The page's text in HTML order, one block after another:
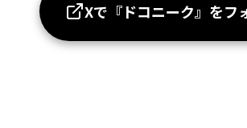
Xで『ドコニーク』をフ